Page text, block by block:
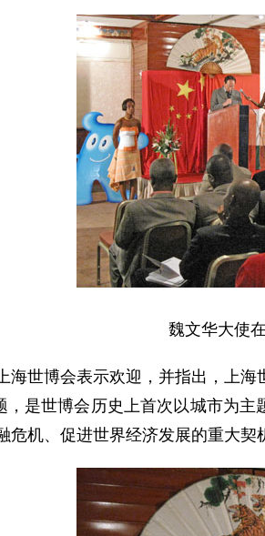
魏文华大使
世博会表示欢迎，并指出，上海
，是世博会历史上首次以城市为
危机、促进世界经济发展的重大